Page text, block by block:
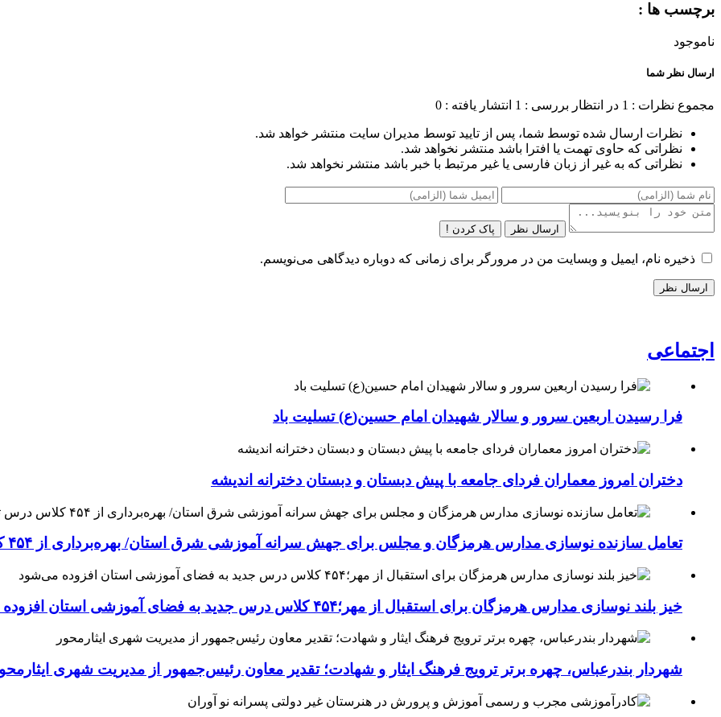
برچسب ها :
ناموجود
ارسال نظر شما
مجموع نظرات : 1 در انتظار بررسی : 1 انتشار یافته : 0
نظرات ارسال شده توسط شما، پس از تایید توسط مدیران سایت منتشر خواهد شد.
نظراتی که حاوی تهمت یا افترا باشد منتشر نخواهد شد.
نظراتی که به غیر از زبان فارسی یا غیر مرتبط با خبر باشد منتشر نخواهد شد.
ارسال نظر پاک کردن !
ذخیره نام، ایمیل و وبسایت من در مرورگر برای زمانی که دوباره دیدگاهی می‌نویسم.
اجتماعی
فرا رسیدن اربعین سرور و سالار شهیدان امام حسین(ع) تسلیت باد
دختران امروز معماران فردای جامعه با پیش دبستان و دبستان دخترانه اندیشه
تعامل سازنده نوسازی مدارس هرمزگان و مجلس برای جهش سرانه آموزشی شرق استان/ بهره‌برداری از ۴۵۴ کلاس درس تا مهرماه
خیز بلند نوسازی مدارس هرمزگان برای استقبال از مهر؛۴۵۴ کلاس درس جدید به فضای آموزشی استان افزوده می‌شود
شهردار بندرعباس، چهره برتر ترویج فرهنگ ایثار و شهادت؛ تقدیر معاون رئیس‌جمهور از مدیریت شهری